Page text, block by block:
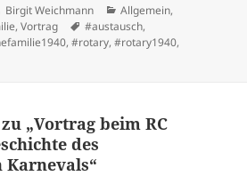
Autor
Birgit Weichmann Kategorien
Allgemein,
,Vortrag Schlagwörter
#austausch,
,#rotary,#rotary1940,
„Vortrag beim RC
des
Karnevals“